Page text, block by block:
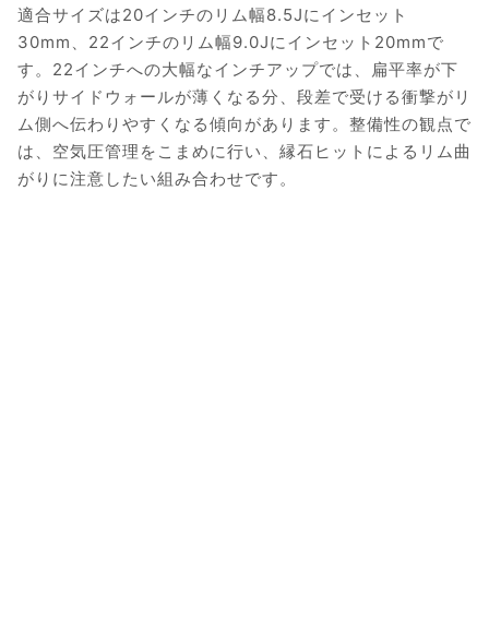
適合サイズは20インチのリム幅8.5Jにインセット
30mm、22インチのリム幅9.0Jにインセット20mmで
す。22インチへの大幅なインチアップでは、扁平率が下
がりサイドウォールが薄くなる分、段差で受ける衝撃がリ
ム側へ伝わりやすくなる傾向があります。整備性の観点で
は、空気圧管理をこまめに行い、縁石ヒットによるリム曲
がりに注意したい組み合わせです。